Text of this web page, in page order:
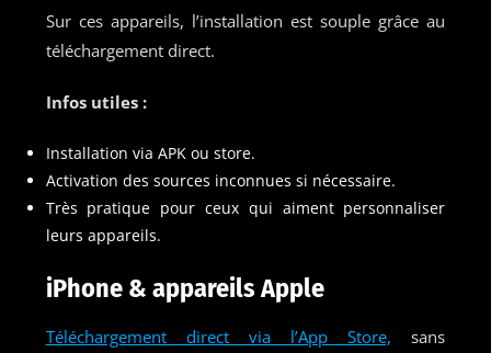
Sur ces appareils, l’installation est souple grâce au
téléchargement direct.
Infos utiles :
Installation via APK ou store.
Activation des sources inconnues si nécessaire.
Très pratique pour ceux qui aiment personnaliser
leurs appareils.
iPhone & appareils Apple
Téléchargement direct via l’App Store, sans